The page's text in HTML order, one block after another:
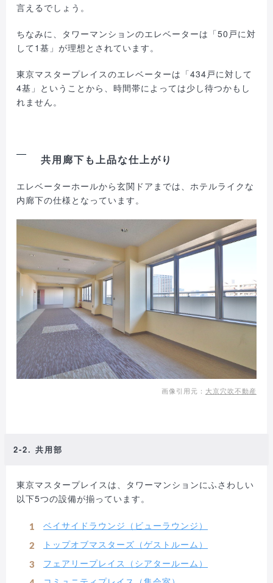
言えるでしょう。
ちなみに、タワーマンションのエレベーターは「50戸に対
して1基」が理想とされています。
東京マスタープレイスのエレベーターは「434戸に対して
4基」ということから、時間帯によっては少し待つかもし
れません。
共用廊下も上品な仕上がり
エレベーターホールから玄関ドアまでは、ホテルライクな
内廊下の仕様となっています。
画像引用元： 大京穴吹不動産
2-2. 共用部
東京マスタープレイスは、タワーマンションにふさわしい
以下5つの設備が揃っています。
ベイサイドラウンジ（ビューラウンジ）
トップオブマスターズ（ゲストルーム）
フェアリープレイス（シアタールーム）